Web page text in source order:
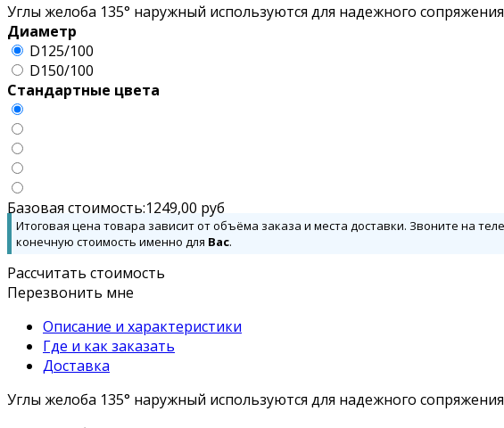
Углы желоба 135° наружный используются для надежного
Диаметр
D125/100
D150/100
Стандартные цвета
Базовая стоимость:1249,00 руб
Итоговая цена товара зависит от объёма заказа и места доставки. Звоните на
конечную стоимость именно для Вас.
Рассчитать стоимость
Перезвонить мне
Описание и характеристики
Где и как заказать
Доставка
Углы желоба 135° наружный используются для надежного